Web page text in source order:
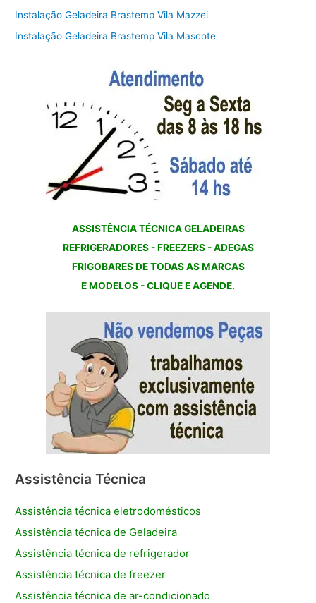
Instalação Geladeira Brastemp Vila Mazzei
Instalação Geladeira Brastemp Vila Mascote
ASSISTÊNCIA TÉCNICA GELADEIRAS
REFRIGERADORES - FREEZERS - ADEGAS
FRIGOBARES DE TODAS AS MARCAS
E MODELOS - CLIQUE E AGENDE.
Assistência Técnica
Assistência técnica eletrodomésticos
Assistência técnica de Geladeira
Assistência técnica de refrigerador
Assistência técnica de freezer
Assistência técnica de ar-condicionado